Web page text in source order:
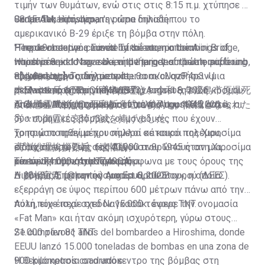
Sanae Takaichi, Japan's prime minister:
"The devastation caused by the atomic bombings of
Hiroshima and Nagasaki, and the indescribable suffering
endured by so many people,…
pic.twitter.com/BpCfhMA6Ba
— Global Brief (@globalbrief_now)August 6, 2026
τιμήν των θυμάτων, ενώ στις στις 8:15 π.μ. χτύπησε η
«καμπάνα ειρήνης», την ώρα δηλαδή που το
αμερικανικό B-29 έριξε τη βόμβα στην πόλη.
08:15 AM, Hiroshima.
People observe a minute of silence on the Aioi Bridge,
which is said to have been the target of the atomic bomb,
81 years ago Today.pic.twitter.com/cUqzP4p3vU
— Massimo (@Rainmaker1973)August 6, 2026
Η πρωθυπουργός Σανάε Τακαΐτσι, η οποία
παρευρέθηκε στην τελετή μνήμης για πρώτη φορά ως
πρωθυπουργός, δήλωσε ότι θα ακολουθήσει «μια
ρεαλιστική στατηγική» για την επίτευξη ενός κόσμου
όπου δεν θα χρησιμοποιούνται πια πυρηνικά όπλα.
【お知らせ】
本日（８月６日）、高市総理は、令和８年広島市原爆死
没者慰霊式並びに平和祈念式に参列し、犠牲となられた
方々の御霊に哀悼の誠を捧げました。
高市総理挨拶要旨（速報版）…
pic.twitter.com/4ylc7Z49QA
— 首相官邸 (@kantei)August 6, 2026
Από τον Αύγουστο μέχρι το τέλος του 1945, αυτές οι
δύο πυρηνικές βόμβες, οι μοναδικές που έχουν
χρησιμοποιηθεί μέχρι σήμερα σε καιρό πολέμου,
στοίχισαν τη ζωή σε 140.000 ανθρώπους στη Χιροσίμα
και σε 74.000 στο Ναγκασάκι.
Το πρώτο πράγμα που πολλοί κάτοικοι της Χιροσίμα
είδαν το πρωί της 6ης Αυγούστου 1945 ήταν μια
«έντονη πύρινη σφαίρα», σύμφωνα με τους όρους της
Διεθνούς Επιτροπής του Ερυθρού Σταυρού (ΔΕΕΣ).
Το εύρος της καταστροφής
Η βόμβα Α, με την ονομασία «Little Boy», η οποία
εξερράγη σε ύψος περίπου 600 μέτρων πάνω από την
πόλη, είχε ισχύ σχεδόν 15.000 τόνους TNT.
Αυτή που έπεσε στο Ναγκασάκι έφερε την ονομασία
«Fat Man» και ήταν ακόμη ισχυρότερη, γύρω στους
21.000 τόνους TNT.
Se cumplen 81 años del bombardeo a Hiroshima, donde
EEUU lanzó 15.000 toneladas de bombas en una zona de
900 kilómetros cuadrados.
Η θερμοκρασία στο υπόκεντρο της βόμβας στη